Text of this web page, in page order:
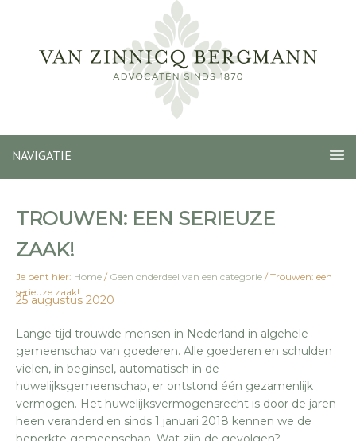
NAVIGATIE
TROUWEN: EEN SERIEUZE
ZAAK!
Je bent hier: Home / Geen onderdeel van een categorie /Trouwen: een
serieuze zaak!
25 augustus 2020
Lange tijd trouwde mensen in Nederland in algehele
gemeenschap van goederen. Alle goederen en schulden
vielen, in beginsel, automatisch in de
huwelijksgemeenschap, er ontstond één gezamenlijk
vermogen. Het huwelijksvermogensrecht is door de jaren
heen veranderd en sinds 1 januari 2018 kennen we de